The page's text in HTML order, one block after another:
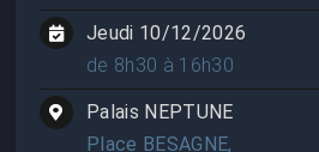
Jeudi 10/12/2026
de 8h30 à 16h30
Palais NEPTUNE
Place BESAGNE,